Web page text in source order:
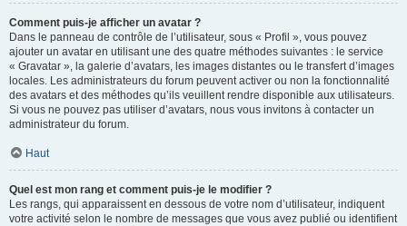
Comment puis-je afficher un avatar ?
Dans le panneau de contrôle de l’utilisateur, sous « Profil », vous pouvez
ajouter un avatar en utilisant une des quatre méthodes suivantes : le service
« Gravatar », la galerie d’avatars, les images distantes ou le transfert d’images
locales. Les administrateurs du forum peuvent activer ou non la fonctionnalité
des avatars et des méthodes qu’ils veuillent rendre disponible aux utilisateurs.
Si vous ne pouvez pas utiliser d’avatars, nous vous invitons à contacter un
administrateur du forum.
Haut
Quel est mon rang et comment puis-je le modifier ?
Les rangs, qui apparaissent en dessous de votre nom d’utilisateur, indiquent
votre activité selon le nombre de messages que vous avez publié ou identifient